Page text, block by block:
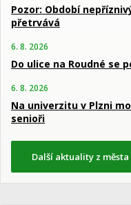
Pozor: Období
přetrvává
6. 8. 2026
Do ulice na Roudné se
6. 8. 2026
Na univerzitu v Plzni
senioři
Další aktuality z města